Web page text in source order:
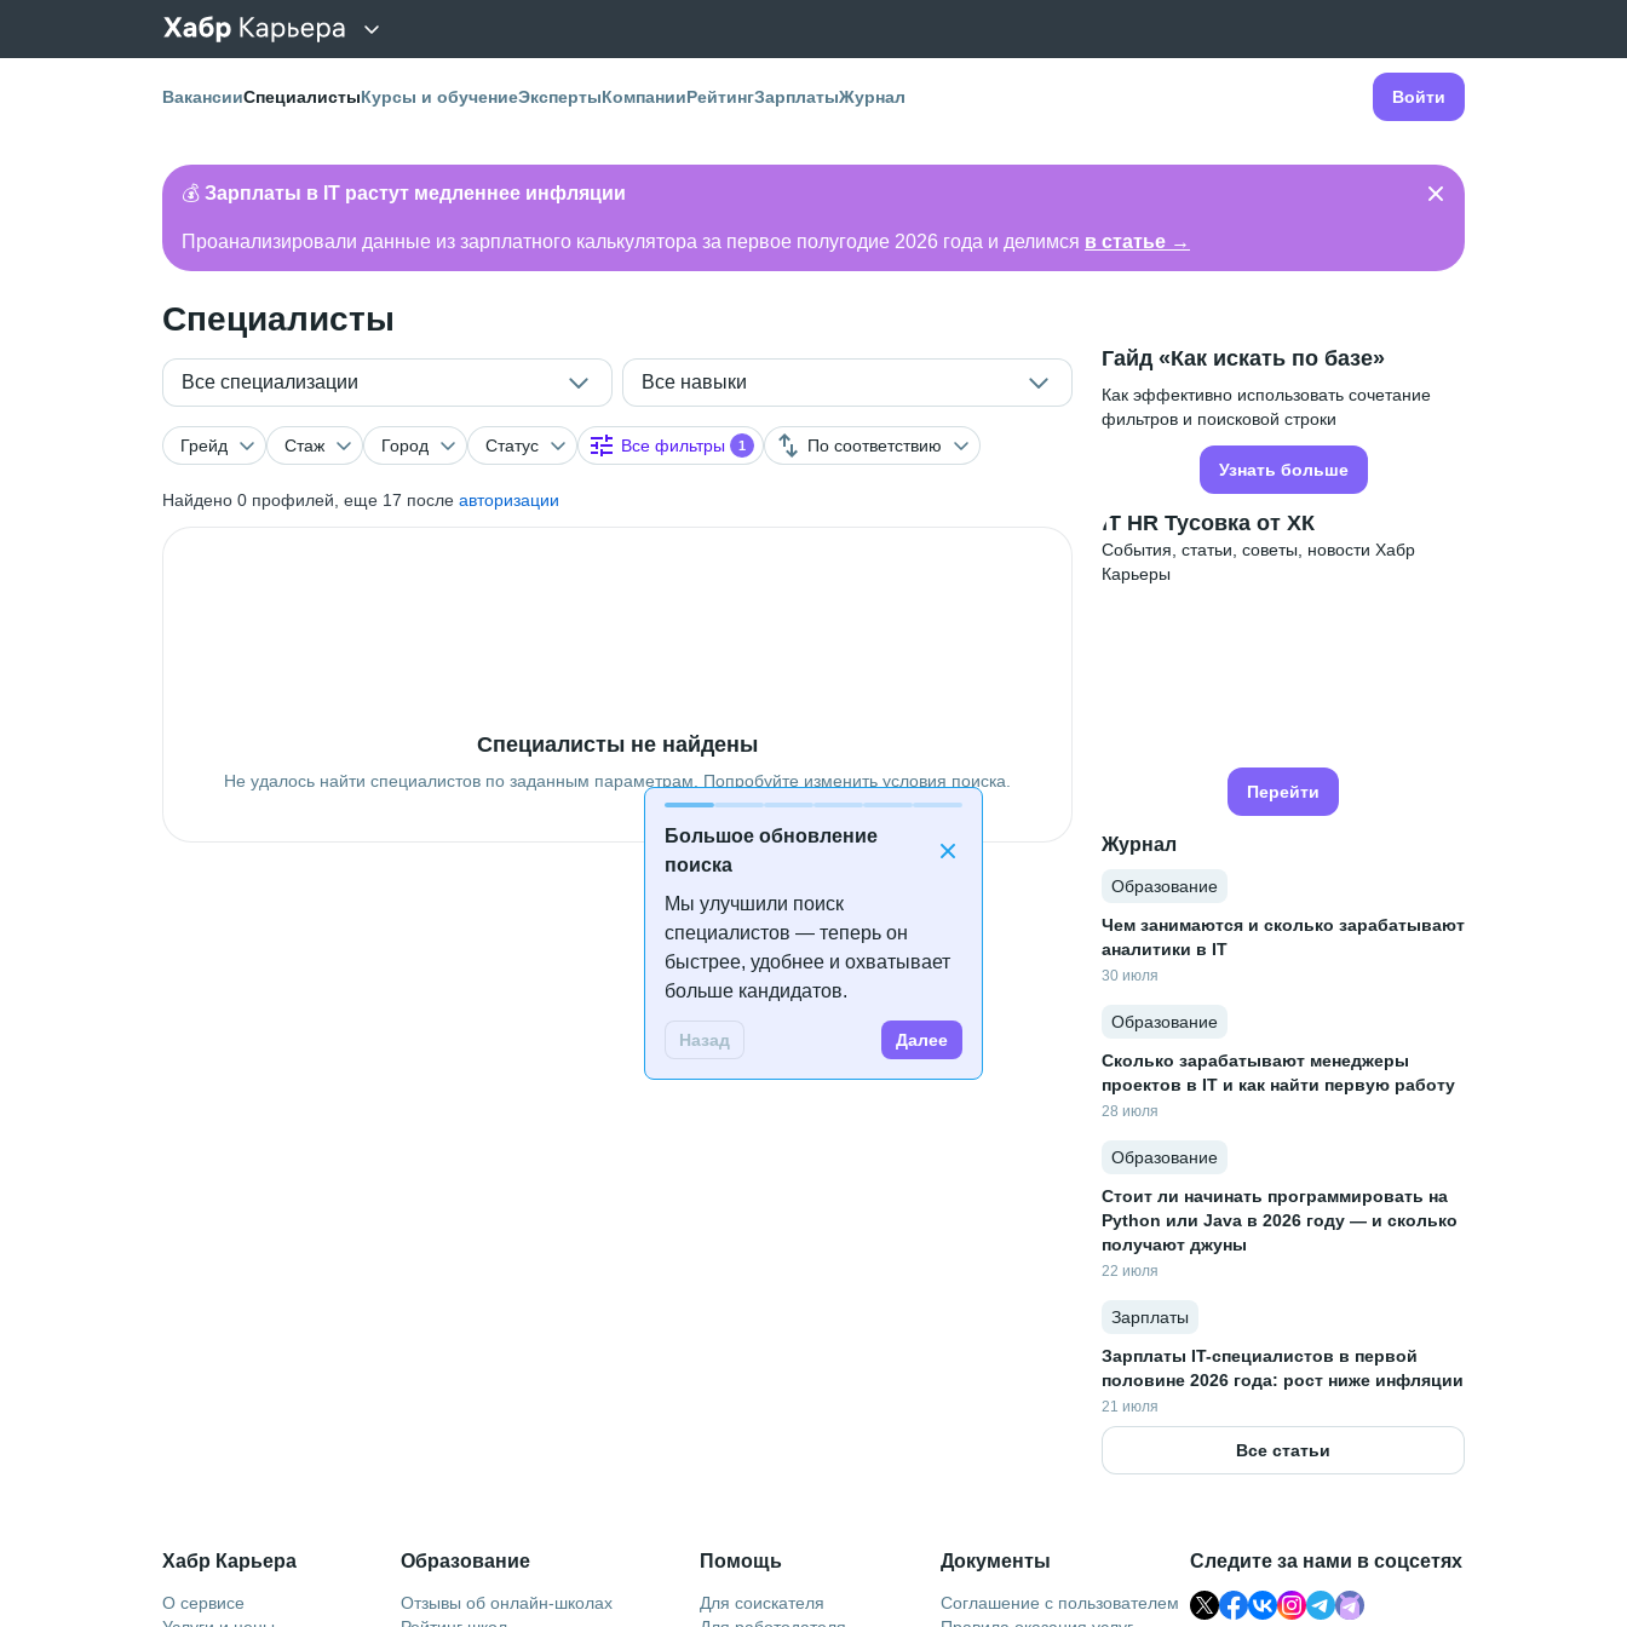
ВакансииСпециалистыКурсы и обучениеЭкспертыКомпанииРейтингЗарплатыЖурнал Войти
💰 Зарплаты в IT растут медленнее инфляции
Проанализировали данные из зарплатного калькулятора за первое полугодие 2026 года и делимся в статье →
Специалисты
Все специализации Все навыки
Грейд Стаж Город Статус Все фильтры 1 По соответствию
Найдено 0 профилей, еще 17 после авторизации
Большое обновление
поиска
Мы улучшили поиск
специалистов — теперь он
быстрее, удобнее и охватывает
больше кандидатов.
Назад Далее
Специалисты не найдены
Не удалось найти специалистов по заданным параметрам. Попробуйте изменить условия поиска.
Гайд «Как искать по базе»
Как эффективно использовать сочетание
фильтров и поисковой строки
Узнать больше
IT HR Тусовка от ХК
События, статьи, советы, новости Хабр
Карьеры
Перейти
Журнал
Образование
Чем занимаются и сколько зарабатывают
аналитики в IT
30 июля
Образование
Сколько зарабатывают менеджеры
проектов в IT и как найти первую работу
28 июля
Образование
Стоит ли начинать программировать на
Python или Java в 2026 году — и сколько
получают джуны
22 июля
Зарплаты
Зарплаты IT-специалистов в первой
половине 2026 года: рост ниже инфляции
21 июля
Все статьи
Хабр Карьера
О сервисе
Образование
Отзывы об онлайн-школах
Помощь
Для соискателя
Документы
Соглашение с пользователем
Следите за нами в соцсетях